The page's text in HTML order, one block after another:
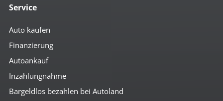
Service
Auto kaufen
Finanzierung
Autoankauf
Inzahlungnahme
Bargeldlos bezahlen bei Autoland